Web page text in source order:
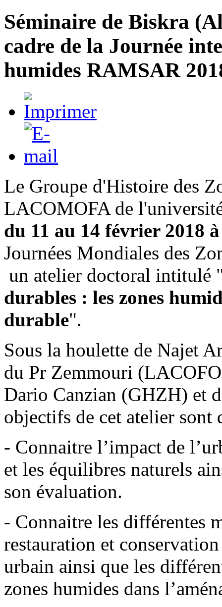
Séminaire de Biskra
cadre de la Journée
humides RAMSAR
Le Groupe d'Histoire des
LACOMOFA de
du 11 au 14 février 2018
Journées Mondiales des
un atelier doctoral intitulé
durables : les zones
durable".
Sous la houlette de Najet
du Pr Zemmouri
Dario Canzian (GHZH) et
objectifs de cet atelier sont
- Connaitre l’impact de
et les équilibres naturels
son évaluation.
- Connaitre les différentes
restauration et
urbain ainsi que les
zones humides dans